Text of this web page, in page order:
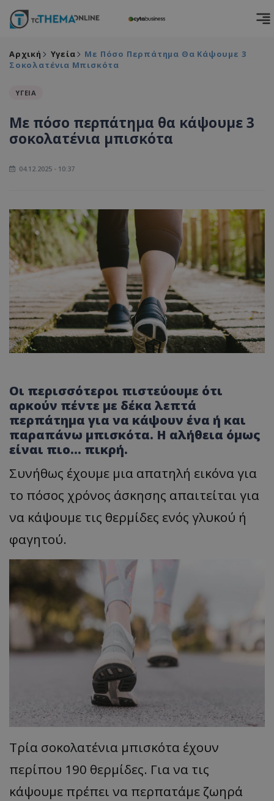
Αρχική Υγεία
Με Πόσο Περπάτημα Θα Κάψουμε 3
Σοκολατένια Μπισκότα
ΥΓΕΙΑ
Με πόσο περπάτημα θα κάψουμε 3
σοκολατένια μπισκότα
04.12.2025 - 10:37
Οι περισσότεροι πιστεύουμε ότι
αρκούν πέντε με δέκα λεπτά
περπάτημα για να κάψουν ένα ή και
παραπάνω μπισκότα. Η αλήθεια όμως
είναι πιο… πικρή.
Συνήθως έχουμε μια απατηλή εικόνα για
το πόσος χρόνος άσκησης απαιτείται για
να κάψουμε τις θερμίδες ενός γλυκού ή
φαγητού.
Τρία σοκολατένια μπισκότα έχουν
περίπου 190 θερμίδες. Για να τις
κάψουμε πρέπει να περπατάμε ζωηρά